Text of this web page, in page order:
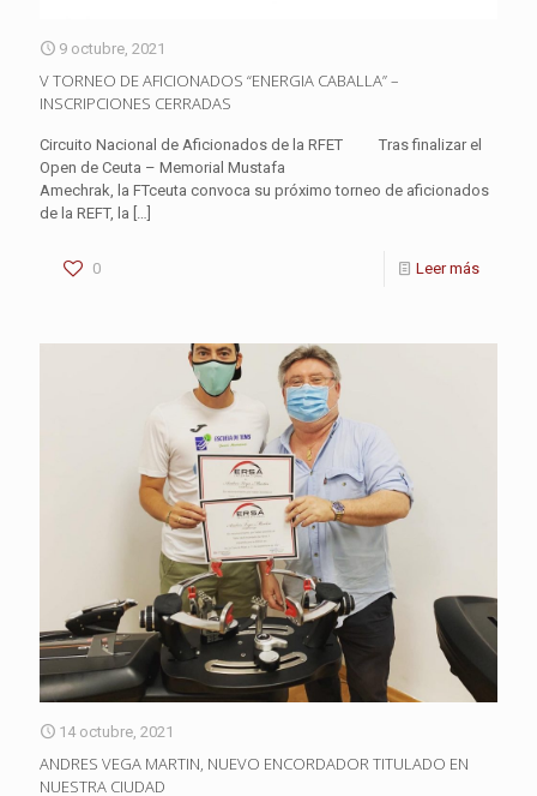
9 octubre, 2021
V TORNEO DE AFICIONADOS “ENERGIA CABALLA” –
INSCRIPCIONES CERRADAS
Circuito Nacional de Aficionados de la RFET Tras finalizar el
Open de Ceuta – Memorial Mustafa
Amechrak, la FTceuta convoca su próximo torneo de aficionados
de la REFT, la […]
0 Leer más
14 octubre, 2021
ANDRES VEGA MARTIN, NUEVO ENCORDADOR TITULADO EN
NUESTRA CIUDAD